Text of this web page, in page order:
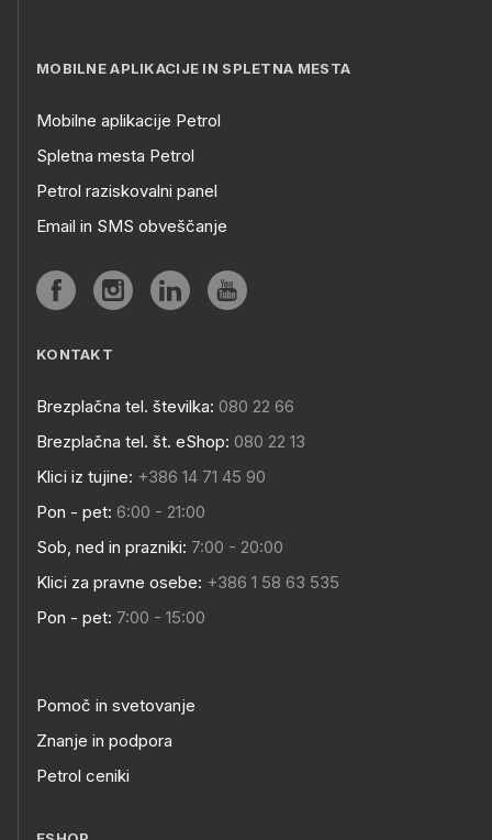
MOBILNE APLIKACIJE IN SPLETNA MESTA
Mobilne aplikacije Petrol
Spletna mesta Petrol
Petrol raziskovalni panel
Email in SMS obveščanje
KONTAKT
Brezplačna tel. številka: 080 22 66
Brezplačna tel. št. eShop: 080 22 13
Klici iz tujine: +386 14 71 45 90
Pon - pet: 6:00 - 21:00
Sob, ned in prazniki: 7:00 - 20:00
Klici za pravne osebe: +386 1 58 63 535
Pon - pet: 7:00 - 15:00
Pomoč in svetovanje
Znanje in podpora
Petrol ceniki